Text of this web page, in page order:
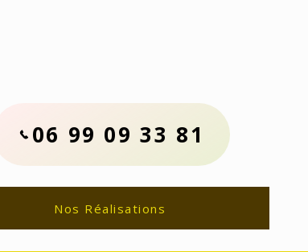
06 99 09 33 81
Nos Réalisations